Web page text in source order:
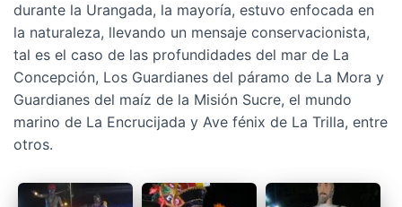
durante la Urangada, la mayoría, estuvo enfocada en
la naturaleza, llevando un mensaje conservacionista,
tal es el caso de las profundidades del mar de La
Concepción, Los Guardianes del páramo de La Mora y
Guardianes del maíz de la Misión Sucre, el mundo
marino de La Encrucijada y Ave fénix de La Trilla, entre
otros.